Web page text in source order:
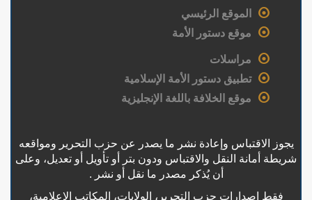
الموقع الرئيسي
موقع دستور الأمة
مراسلات
تطبيق دستور الأمة الإسلامية
موقع الخلافة باللغة الإنجليزية
يجوز الاقتباس وإعادة نشر ما يصدر عن حزب التحرير ومواقعه
شريطة أمانة النقل والاقتباس ودون بتر أو تأويل أو تعديل، وعلى
أن يُذكر مصدر ما نقل أو نشر .
فقط إصدارات حزب التحرير، الولايات، المكاتب الإعلامية،